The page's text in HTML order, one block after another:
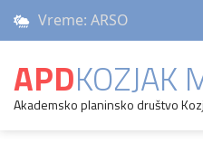
Vreme: ARSO
APDKOZJAK
Akademsko planinsko društvo